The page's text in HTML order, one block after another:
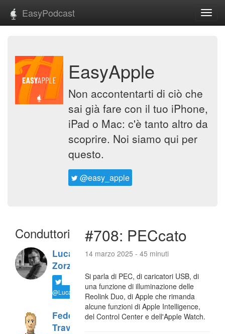
EasyPodcast
EasyApple
Non accontentarti di ciò che
sai già fare con il tuo iPhone,
iPad o Mac: c'è tanto altro da
scoprire. Noi siamo qui per
questo.
@easy_apple
Conduttori
Luca
Zorzi
@LucaTNT
Federico
Travaini
#708: PECcato
14 marzo 2025 - 45 minuti
Si parla di PEC, di caricatori USB, di
una funzione di illuminazione delle
Reolink Duo, di Apple che rimanda
alcune funzioni di Apple Intelligence,
del Control Center e dell'Apple Watch.